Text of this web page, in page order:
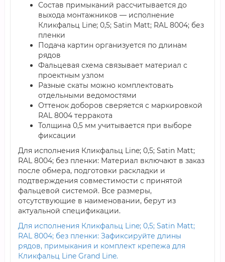
Состав примыканий рассчитывается до
выхода монтажников — исполнение
Кликфальц Line; 0,5; Satin Мatt; RAL 8004; без
пленки
Подача картин организуется по длинам
рядов
Фальцевая схема связывает материал с
проектным узлом
Разные скаты можно комплектовать
отдельными ведомостями
Оттенок доборов сверяется с маркировкой
RAL 8004 терракота
Толщина 0,5 мм учитывается при выборе
фиксации
Для исполнения Кликфальц Line; 0,5; Satin Мatt;
RAL 8004; без пленки: Материал включают в заказ
после обмера, подготовки раскладки и
подтверждения совместимости с принятой
фальцевой системой. Все размеры,
отсутствующие в наименовании, берут из
актуальной спецификации.
Для исполнения Кликфальц Line; 0,5; Satin Мatt;
RAL 8004; без пленки: Зафиксируйте длины
рядов, примыкания и комплект крепежа для
Кликфальц Line Grand Line.